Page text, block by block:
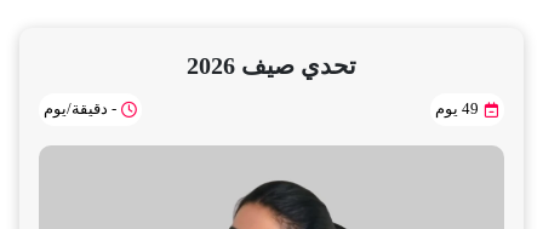
تحدي صيف 2026
49 يوم - دقيقة/يوم